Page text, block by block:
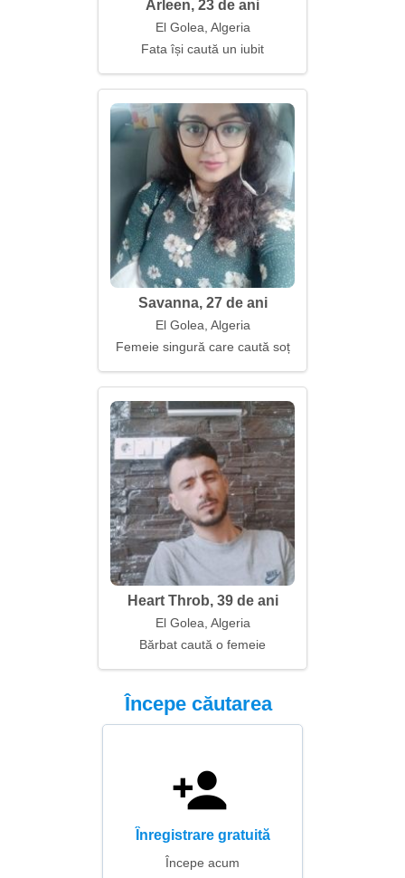
Arleen, 23 de ani
El Golea, Algeria
Fata își caută un iubit
Savanna, 27 de ani
El Golea, Algeria
Femeie singură care caută soț
Heart Throb, 39 de ani
El Golea, Algeria
Bărbat caută o femeie
Începe căutarea
Înregistrare gratuită
Începe acum